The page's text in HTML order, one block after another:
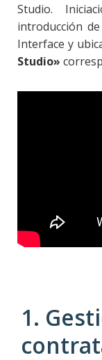
Studio.
introducción
Interface y
Studio»
1.